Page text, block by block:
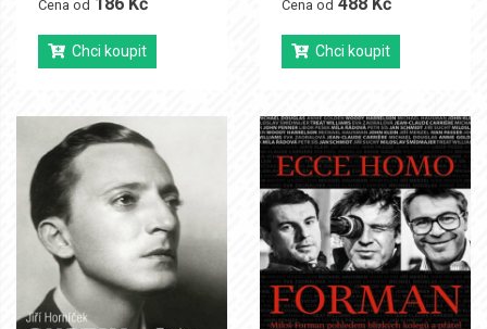
Cena od
Chci koupit
Cena od
Chci koupit